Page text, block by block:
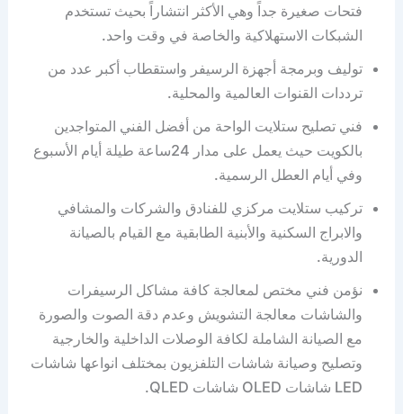
فتحات صغيرة جداً وهي الأكثر انتشاراً بحيث تستخدم
الشبكات الاستهلاكية والخاصة في وقت واحد.
توليف وبرمجة أجهزة الرسيفر واستقطاب أكبر عدد من
ترددات القنوات العالمية والمحلية.
فني تصليح ستلايت الواحة من أفضل الفني المتواجدين
بالكويت حيث يعمل على مدار 24ساعة طيلة أيام الأسبوع
وفي أيام العطل الرسمية.
تركيب ستلايت مركزي للفنادق والشركات والمشافي
والابراج السكنية والأبنية الطابقية مع القيام بالصيانة
الدورية.
نؤمن فني مختص لمعالجة كافة مشاكل الرسيفرات
والشاشات معالجة التشويش وعدم دقة الصوت والصورة
مع الصيانة الشاملة لكافة الوصلات الداخلية والخارجية
وتصليح وصيانة شاشات التلفزيون بمختلف انواعها شاشات
LED شاشات OLED شاشات QLED.